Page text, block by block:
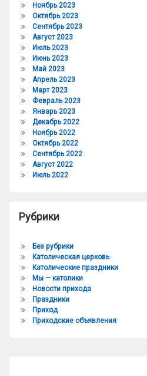
Ноябрь 2023
Октябрь 2023
Сентябрь 2023
Август 2023
Июль 2023
Июнь 2023
Май 2023
Апрель 2023
Март 2023
Февраль 2023
Январь 2023
Декабрь 2022
Ноябрь 2022
Октябрь 2022
Сентябрь 2022
Август 2022
Июль 2022
Рубрики
Без рубрики
Католическая церковь
Католические праздники
Мы — католики
Новости прихода
Праздники
Приход
Приходские объявления